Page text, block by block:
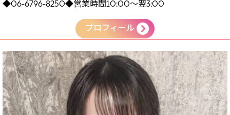
◆06-6796-8250◆営業時間10:00～翌3:00
プロフィール